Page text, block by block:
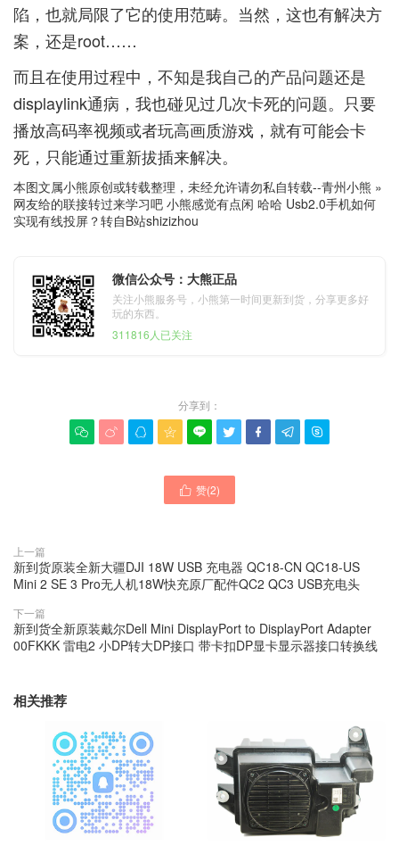
陷，也就局限了它的使用范畴。当然，这也有解决方
案，还是root……
而且在使用过程中，不知是我自己的产品问题还是
displaylink通病，我也碰见过几次卡死的问题。只要
播放高码率视频或者玩高画质游戏，就有可能会卡
死，只能通过重新拔插来解决。
本图文属小熊原创或转载整理，未经允许请勿私自转载--青州小熊 »
网友给的联接转过来学习吧 小熊感觉有点闲 哈哈 Usb2.0手机如何
实现有线投屏？转自B站shizizhou
微信公众号：大熊正品
关注小熊服务号，小熊第一时间更新到货，分享更多好
玩的东西。
311816人已关注
分享到：
        
 赞(2)
上一篇
新到货原装全新大疆DJI 18W USB 充电器 QC18-CN QC18-US
Mini 2 SE 3 Pro无人机18W快充原厂配件QC2 QC3 USB充电头
下一篇
新到货全新原装戴尔Dell Mini DisplayPort to DisplayPort Adapter
00FKKK 雷电2 小DP转大DP接口 带卡扣DP显卡显示器接口转换线
相关推荐